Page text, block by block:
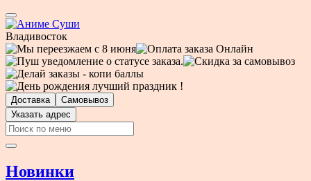
Владивосток
Доставка
Самовывоз
Указать адрес
Новинки